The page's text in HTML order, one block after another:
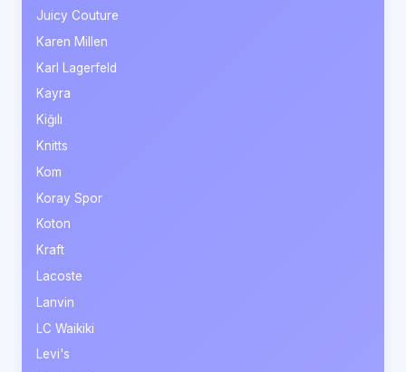
Juicy Couture
Karen Millen
Karl Lagerfeld
Kayra
Kiğılı
Knitts
Kom
Koray Spor
Koton
Kraft
Lacoste
Lanvin
LC Waikiki
Levi's